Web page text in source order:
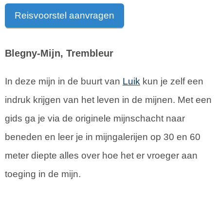
Reisvoorstel aanvragen
Blegny-Mijn, Trembleur
In deze mijn in de buurt van Luik kun je zelf een
indruk krijgen van het leven in de mijnen. Met een
gids ga je via de originele mijnschacht naar
beneden en leer je in mijngalerijen op 30 en 60
meter diepte alles over hoe het er vroeger aan
toeging in de mijn.